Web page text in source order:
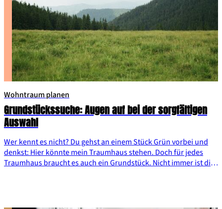
Wohntraum planen
Grundstückssuche: Augen auf bei der sorgfältigen
Auswahl
Wer kennt es nicht? Du gehst an einem Stück Grün vorbei und
denkst: Hier könnte mein Traumhaus stehen. Doch für jedes
Traumhaus braucht es auch ein Grundstück. Nicht immer ist die